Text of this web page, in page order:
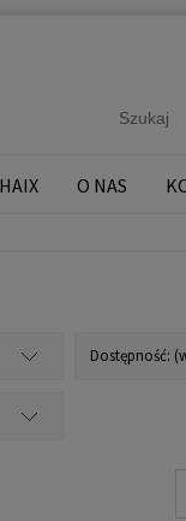
HAIX O NAS
Dostępność: